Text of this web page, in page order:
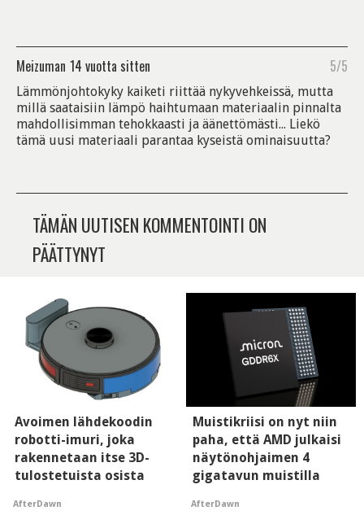
Meizuman 14 vuotta sitten 5/5
Lämmönjohtokyky kaiketi riittää nykyvehkeissä, mutta
millä saataisiin lämpö haihtumaan materiaalin pinnalta
mahdollisimman tehokkaasti ja äänettömästi... Liekö
tämä uusi materiaali parantaa kyseistä ominaisuutta?
TÄMÄN UUTISEN KOMMENTOINTI ON
PÄÄTTYNYT
Avoimen lähdekoodin
robotti-imuri, joka
rakennetaan itse 3D-
tulostetuista osista
AfterDawn
Muistikriisi on nyt niin
paha, että AMD julkaisi
näytönohjaimen 4
gigatavun muistilla
AfterDawn